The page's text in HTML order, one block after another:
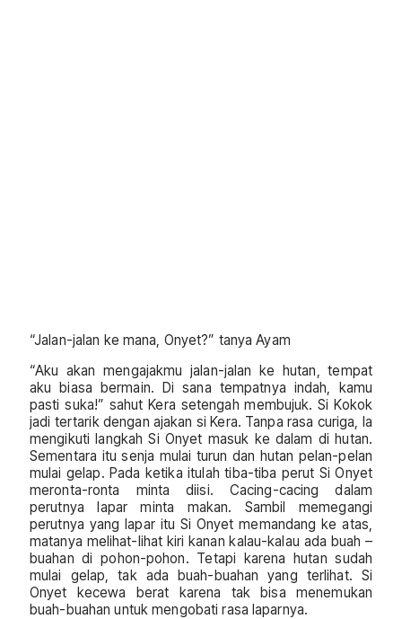
“Jalan-jalan ke mana, Onyet?” tanya Ayam
“Aku akan mengajakmu jalan-jalan ke hutan, tempat
aku biasa bermain. Di sana tempatnya indah, kamu
pasti suka!” sahut Kera setengah membujuk. Si Kokok
jadi tertarik dengan ajakan si Kera. Tanpa rasa curiga, la
mengikuti langkah Si Onyet masuk ke dalam di hutan.
Sementara itu senja mulai turun dan hutan pelan-pelan
mulai gelap. Pada ketika itulah tiba-tiba perut Si Onyet
meronta-ronta minta diisi. Cacing-cacing dalam
perutnya lapar minta makan. Sambil memegangi
perutnya yang lapar itu Si Onyet memandang ke atas,
matanya melihat-lihat kiri kanan kalau-kalau ada buah –
buahan di pohon-pohon. Tetapi karena hutan sudah
mulai gelap, tak ada buah-buahan yang terlihat. Si
Onyet kecewa berat karena tak bisa menemukan
buah-buahan untuk mengobati rasa laparnya.